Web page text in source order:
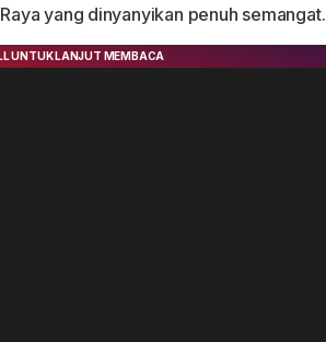
yang dinyanyikan penuh semangat.